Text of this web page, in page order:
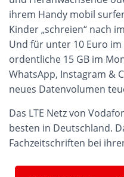
ihrem Handy mobil
Kinder „schreien“ nach
Und für unter 10 Euro
ordentliche 15 GB im
WhatsApp, Instagram &
neues Datenvolumen
Das LTE Netz von
besten in Deutschland.
Fachzeitschriften bei